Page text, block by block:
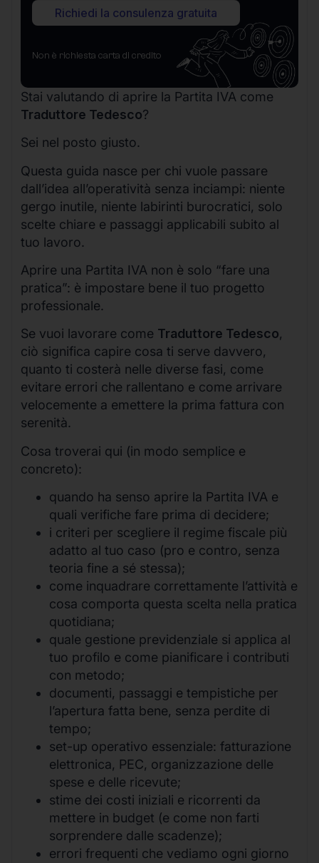
Richiedi la consulenza gratuita
Non è richiesta carta di credito
Stai valutando di aprire la Partita IVA come
Traduttore Tedesco?
Sei nel posto giusto.
Questa guida nasce per chi vuole passare
dall’idea all’operatività senza inciampi: niente
gergo inutile, niente labirinti burocratici, solo
scelte chiare e passaggi applicabili subito al
tuo lavoro.
Aprire una Partita IVA non è solo “fare una
pratica”: è impostare bene il tuo progetto
professionale.
Se vuoi lavorare come Traduttore Tedesco,
ciò significa capire cosa ti serve davvero,
quanto ti costerà nelle diverse fasi, come
evitare errori che rallentano e come arrivare
velocemente a emettere la prima fattura con
serenità.
Cosa troverai qui (in modo semplice e
concreto):
quando ha senso aprire la Partita IVA e
quali verifiche fare prima di decidere;
i criteri per scegliere il regime fiscale più
adatto al tuo caso (pro e contro, senza
teoria fine a sé stessa);
come inquadrare correttamente l’attività e
cosa comporta questa scelta nella pratica
quotidiana;
quale gestione previdenziale si applica al
tuo profilo e come pianificare i contributi
con metodo;
documenti, passaggi e tempistiche per
l’apertura fatta bene, senza perdite di
tempo;
set-up operativo essenziale: fatturazione
elettronica, PEC, organizzazione delle
spese e delle ricevute;
stime dei costi iniziali e ricorrenti da
mettere in budget (e come non farti
sorprendere dalle scadenze);
errori frequenti che vediamo ogni giorno